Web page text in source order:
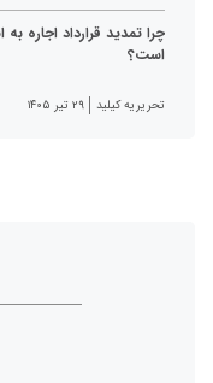
چرا تمدید قرارداد اجاره
است؟
تحریریه کیلید ۲۹ تیر ۱۴۰۵